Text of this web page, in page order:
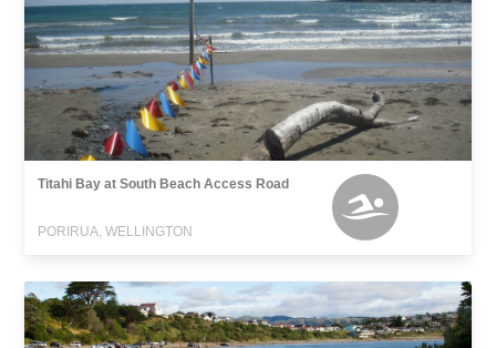
Titahi Bay at South Beach Access Road
PORIRUA, WELLINGTON